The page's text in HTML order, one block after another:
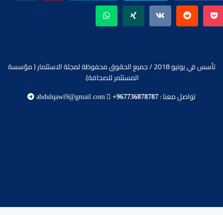
تأسس في يونيو 2018 / جميع الحقوق محفوظة لمجلة الاستثمار ( مؤسسة
المستثمر للصحافة).
تواصل معنا : +967736878787
abdulqawi9@gmail.com